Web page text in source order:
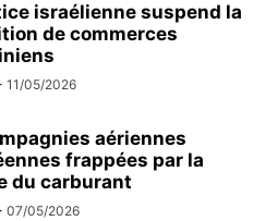
israélienne suspend la
de commerces
11/05/2026
aériennes
frappées par la
du carburant
07/05/2026